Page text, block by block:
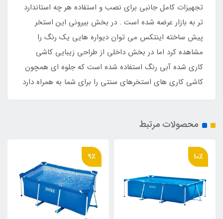
تجهیزات کامل جانبی برای نصب و استفاده هر چه استاندارد
تر به بازار عرضه شده است . در بخش بیرونی این استخر
پیش ساخته اینتکس می توان دیواره هایی یک رنگ را
مشاهده کرد اما در بخش داخلی از طراحی زیبایی کاشی
کاری شده آبی رنگ استفاده شده است که جلوه ای همچون
کاشی کاری های استخرهای سنتی را برای شما به همراه دارد
محصولات مرتبط
10٪ 9٪